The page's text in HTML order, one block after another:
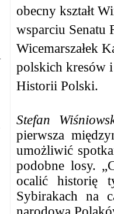
obecny kształt
wsparciu Senatu
Wicemarszałek
polskich kresów
Historii Polski.
Stefan
pierwsza
umożliwić
podobne losy.
ocalić historię
Sybirakach na
narodową